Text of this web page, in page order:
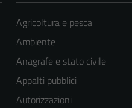
Agricoltura e pesca
Ambiente
Anagrafe e stato civile
Appalti pubblici
Autorizzazioni